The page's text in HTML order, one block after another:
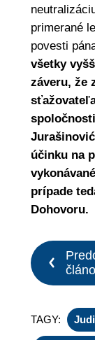
primerané
povesti
všetky
záveru, že
účinku na
prípade
Dohovoru.
TAGY: